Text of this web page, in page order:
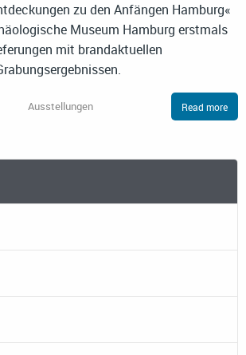
zu den Anfängen Hamburg«
Museum Hamburg erstmals
mit brandaktuellen
Ausstellungen Read more